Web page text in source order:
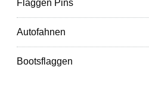
Flaggen Pins
Autofahnen
Bootsflaggen